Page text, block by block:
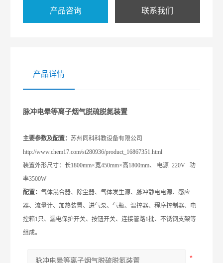
产品咨询 联系我们
产品详情
脉冲电晕等离子烟气脱硫脱氮装置
主要参数及配置： 苏州同科科教设备有限公司
http://www.chem17.com/st280936/product_16867351.html
装置外形尺寸：长1800mm×宽450mm×高1800mm、 电源 220V功
率3500W
配置：气体混合器、除尘器、气体发生源、脉冲静电电源、感应
器、流量计、加热装置、进气泵、气瓶、温控器、程序控制器、 电
控箱1只、漏电保护开关、按钮开关、连接管路1批、不锈钢支架等
组成。